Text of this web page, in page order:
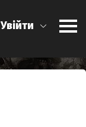
Увійти